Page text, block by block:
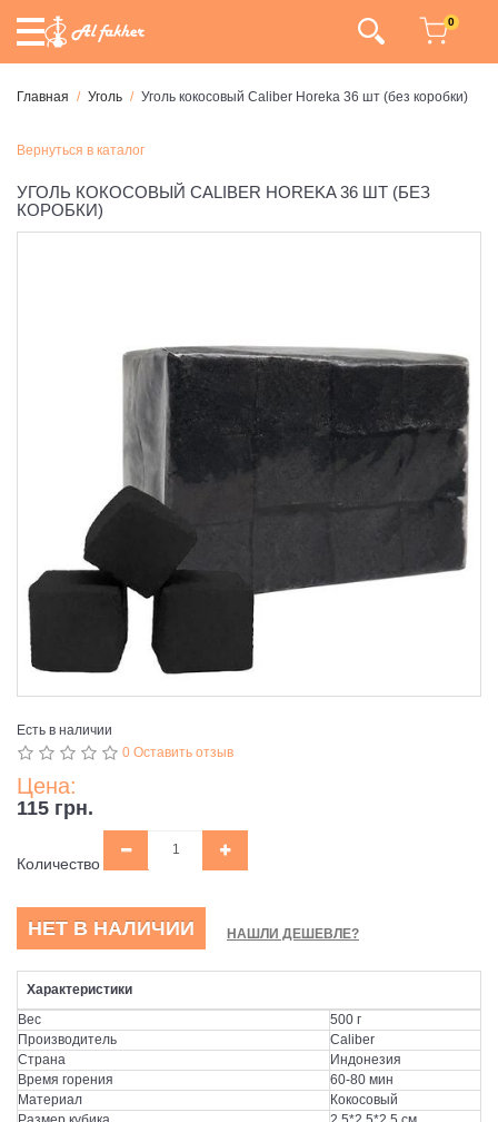
0
Главная Уголь Уголь кокосовый Caliber Horeka 36 шт (без коробки)
Вернуться в каталог
УГОЛЬ КОКОСОВЫЙ CALIBER HOREKA 36 ШТ (БЕЗ
КОРОБКИ)
Есть в наличии
0 Оставить отзыв
Цена:
115 грн.
Количество
НЕТ В НАЛИЧИИ НАШЛИ ДЕШЕВЛЕ?
Характеристики
Вес
500 г
Производитель
Caliber
Страна
Индонезия
Время горения
60-80 мин
Материал
Кокосовый